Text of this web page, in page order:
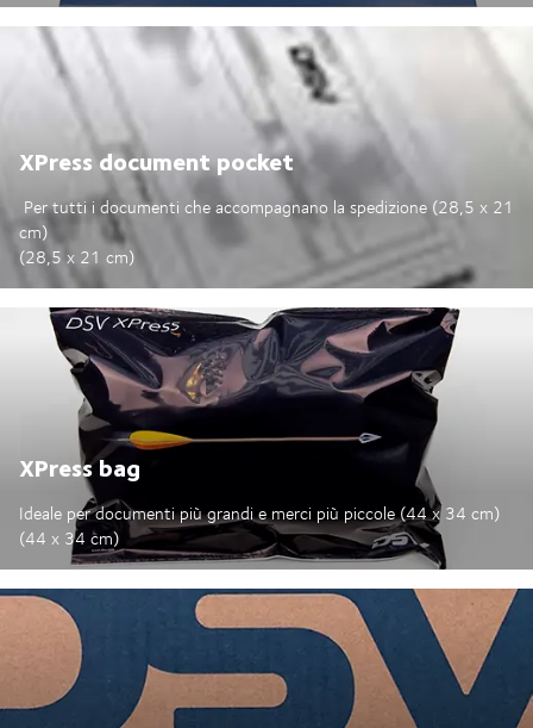
XPress document pocket
Per tutti i documenti che accompagnano la spedizione (28,5 x 21
cm)
(28,5 x 21 cm)
XPress bag
Ideale per documenti più grandi e merci più piccole (44 x 34 cm)
(44 x 34 cm)